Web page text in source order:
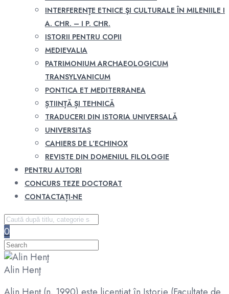
INTERFERENŢE ETNICE ŞI CULTURALE ÎN MILENIILE I
A. CHR. – I P. CHR.
ISTORII PENTRU COPII
MEDIEVALIA
PATRIMONIUM ARCHAEOLOGICUM
TRANSYLVANICUM
PONTICA ET MEDITERRANEA
ȘTIINȚĂ ȘI TEHNICĂ
TRADUCERI DIN ISTORIA UNIVERSALĂ
UNIVERSITAS
CAHIERS DE L’ECHINOX
REVISTE DIN DOMENIUL FILOLOGIE
PENTRU AUTORI
CONCURS TEZE DOCTORAT
CONTACTAȚI-NE
0
Alin Henţ